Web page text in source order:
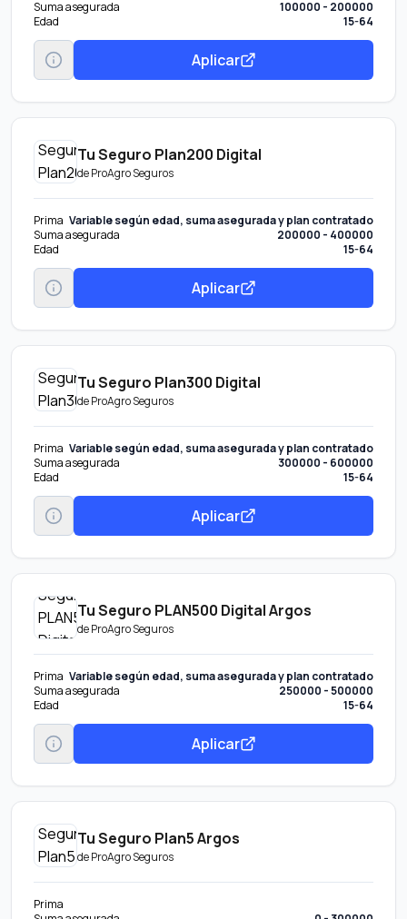
Suma asegurada
100000 - 200000
Edad
15-64
Aplicar
Tu Seguro Plan200 Digital
deProAgro Seguros
Prima Variable según edad, suma asegurada y plan contratado
Suma asegurada
200000 - 400000
Edad
15-64
Aplicar
Tu Seguro Plan300 Digital
deProAgro Seguros
Prima Variable según edad, suma asegurada y plan contratado
Suma asegurada
300000 - 600000
Edad
15-64
Aplicar
Tu Seguro PLAN500 Digital Argos
deProAgro Seguros
Prima Variable según edad, suma asegurada y plan contratado
Suma asegurada
250000 - 500000
Edad
15-64
Aplicar
Tu Seguro Plan5 Argos
deProAgro Seguros
Prima